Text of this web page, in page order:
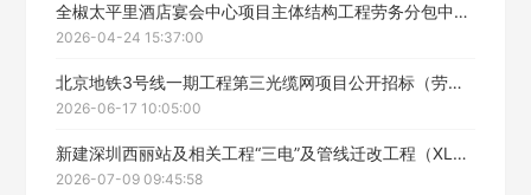
全椒太平里酒店宴会中心项目主体结构工程劳务分包中标候选人公示
2026-04-24 15:37:00
北京地铁3号线一期工程第三光缆网项目公开招标（劳务分包）中标候选人公示
2026-06-17 10:05:00
新建深圳西丽站及相关工程“三电”及管线迁改工程（XLQG-2标）公开招标（劳务分包）中标候选人公示
2026-07-09 09:45:58